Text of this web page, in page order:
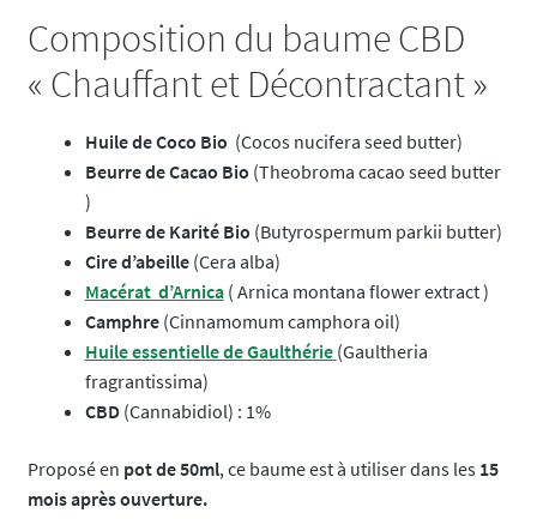
Composition du baume CBD
« Chauffant et Décontractant »
Huile de Coco Bio (Cocos nucifera seed butter)
Beurre de Cacao Bio (Theobroma cacao seed butter
)
Beurre de Karité Bio (Butyrospermum parkii butter)
Cire d’abeille(Cera alba)
Macérat d’Arnica( Arnica montana flower extract )
Camphre(Cinnamomum camphora oil)
Huile essentielle de Gaulthérie (Gaultheria
fragrantissima)
CBD (Cannabidiol) : 1%
Proposé en pot de 50ml, ce baume est à utiliser dans les 15
mois après ouverture.